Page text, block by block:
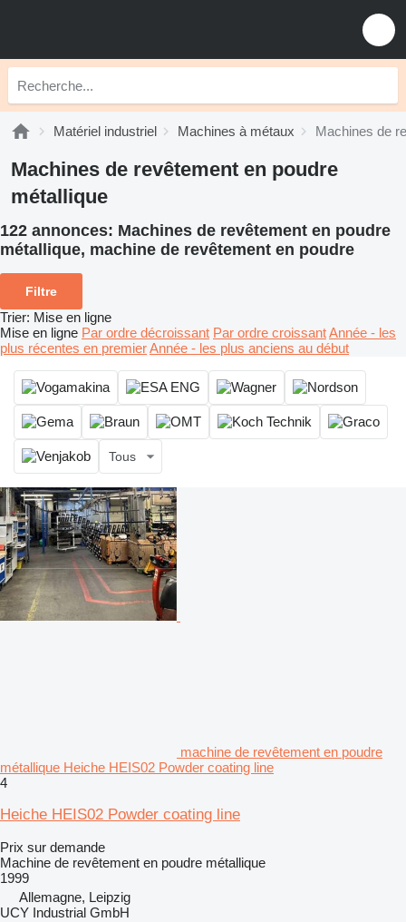
Matériel industriel Machines à métaux Machines de
Machines de revêtement en poudre
métallique
122 annonces: Machines de revêtement en poudre
métallique, machine de revêtement en poudre
Filtre
Trier: Mise en ligne
Mise en ligne Par ordre décroissant Par ordre croissantAnnée - les
plus récentes en premierAnnée - les plus anciens au début
Tous
machine de revêtement en poudre
métallique Heiche HEIS02 Powder coating line
4
Heiche HEIS02 Powder coating line
Prix sur demande
Machine de revêtement en poudre métallique
1999
Allemagne, Leipzig
UCY Industrial GmbH